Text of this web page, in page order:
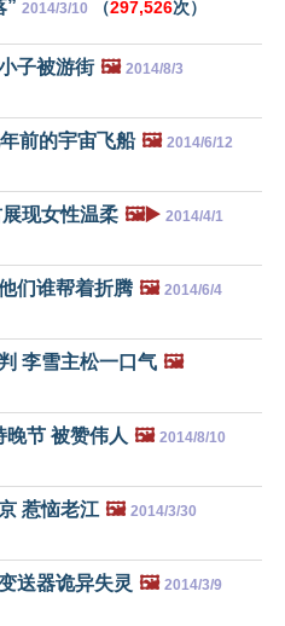
” 2014/3/10 （297,526次）
子被游街 🖼️ 2014/8/3
前的宇宙飞船 🖼️ 2014/6/12
现女性温柔 🖼️▶️ 2014/4/1
们谁帮着折腾 🖼️ 2014/6/4
李雪主松一口气 🖼️
节 被赞伟人 🖼️ 2014/8/10
惹恼老江 🖼️ 2014/3/30
送器诡异失灵 🖼️ 2014/3/9